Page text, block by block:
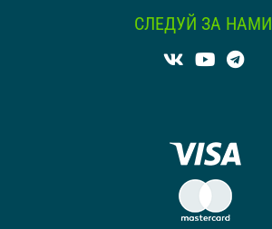
СЛЕДУЙ ЗА НАМИ